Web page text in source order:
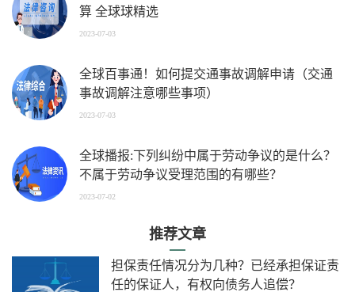
算 全球球精选
2023-07-03
全球百事通！如何提交通事故调解申请（交通
事故调解注意哪些事项）
2023-07-03
全球播报:下列纠纷中属于劳动争议的是什么？
不属于劳动争议受理范围的有哪些？
2023-07-02
推荐文章
担保责任情况分为几种？已经承担保证责
任的保证人，有权向债务人追偿？